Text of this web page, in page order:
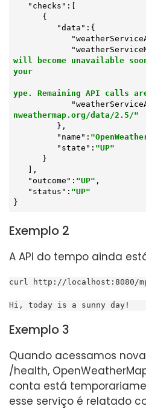
"checks" :[
"data" :{
will become unavailable
your
ype. Remaining API calls
nweathermap.org/data/2.5/"
"name" :
"state" : "UP"
"outcome" : "UP" ,
"status" : "UP"
}
Exemplo 2
A API do tempo ainda
curl http://localhost:8080/
Hi, today is a sunny day!
Exemplo 3
Quando acessamos
/health,
conta está
esse serviço é relatado